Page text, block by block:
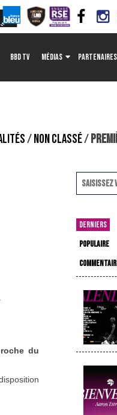
BBD TV MÉDIAS PARTENAIRES
/NON CLASSÉ/
du
DERNIERS
POPULAIRE